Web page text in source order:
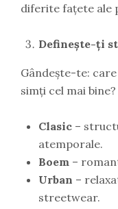
diferite fațete ale
Definește-ți
Gândește-te:
simți cel mai bine?
Clasic –
atemporale.
Boem –
Urban –
streetwear.